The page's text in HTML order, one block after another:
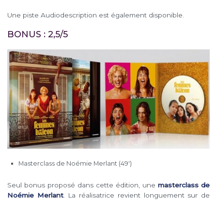
Une piste Audiodescription est également disponible.
BONUS : 2,5/5
Masterclass de Noémie Merlant (49′)
Seul bonus proposé dans cette édition, une masterclass de
Noémie Merlant. La réalisatrice revient longuement sur de